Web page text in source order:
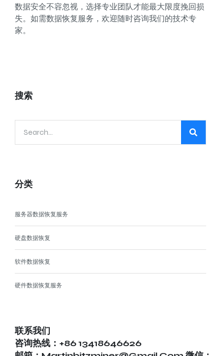
数据安全不容忽视，选择专业团队才能最大限度挽回损
失。如需数据恢复服务，欢迎随时咨询我们的技术专
家。
搜索
分类
服务器数据恢复服务
硬盘数据恢复
软件数据恢复
硬件数据恢复服务
联系我们
咨询热线：+86 13418646626